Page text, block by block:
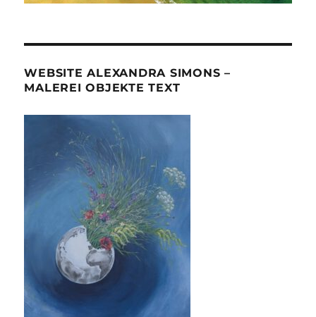
WEBSITE ALEXANDRA SIMONS –
MALEREI OBJEKTE TEXT